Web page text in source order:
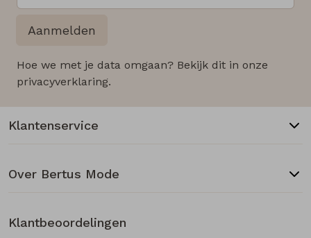
Aanmelden
Hoe we met je data omgaan? Bekijk dit in onze
privacyverklaring.
Klantenservice
Over Bertus Mode
Klantbeoordelingen